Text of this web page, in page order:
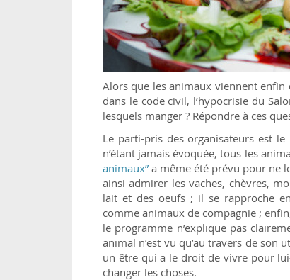
Alors que les animaux viennent enfin
dans le code civil, l’hypocrisie du
lesquels manger ? Répondre à ces
Le parti-pris des organisateurs est
n’étant jamais évoquée, tous les
animaux” a même été prévu pour ne
ainsi admirer les vaches, chèvres,
lait et des oeufs ; il se rapproche
comme animaux de compagnie ;
le programme n’explique pas
animal n’est vu qu’au travers de
un être qui a le droit de vivre pour
changer les choses.